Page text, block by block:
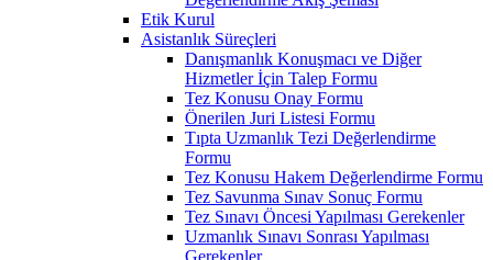
Etik Kurul
Asistanlık Süreçleri
Danışmanlık Konuşmacı ve Diğer
Hizmetler İçin Talep Formu
Tez Konusu Onay Formu
Önerilen Juri Listesi Formu
Tıpta Uzmanlık Tezi Değerlendirme
Formu
Tez Konusu Hakem Değerlendirme Formu
Tez Savunma Sınav Sonuç Formu
Tez Sınavı Öncesi Yapılması Gerekenler
Uzmanlık Sınavı Sonrası Yapılması
Gerekenler